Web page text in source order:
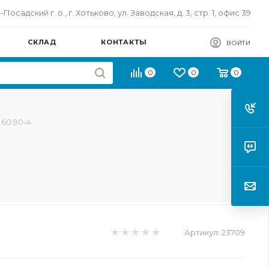
г. о., г. Хотьково, ул. Заводская, д. 3, стр. 1, офис 39
СКЛАД КОНТАКТЫ ВОЙТИ
0 0 0
4
Артикул: 23709